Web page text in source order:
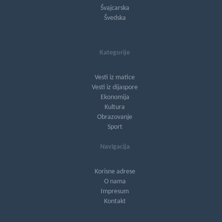
Švajcarska
Švedska
Kategorije
Vesti iz matice
Vesti iz dijaspore
Ekonomija
Kultura
Obrazovanje
Sport
Navigacija
Korisne adrese
O nama
Impresum
Kontakt